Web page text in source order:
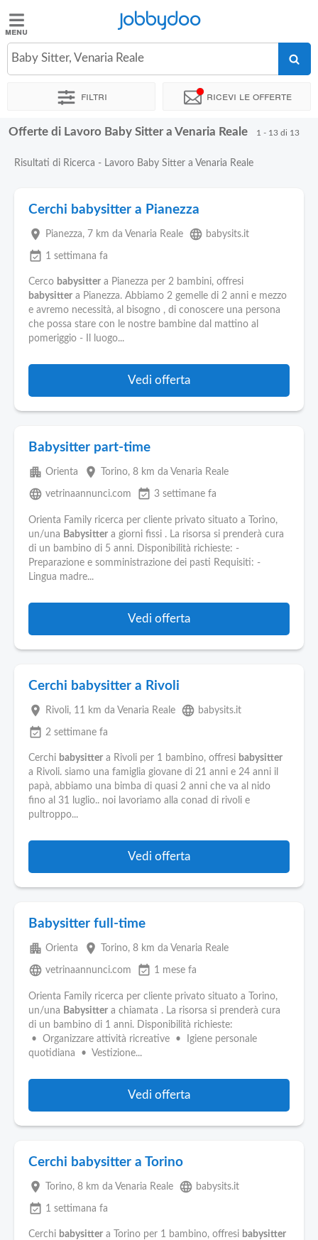
Jobbydoo
Offerte
Stipendi
Blog
Pubblica
Offerte
Aziende
Jobbydoo
Baby Sitter, Venaria Reale
Filtri Ricevi le offerte
Offerte di Lavoro Baby Sitter a Venaria Reale 1 - 13 di 13
Risultati di Ricerca - Lavoro Baby Sitter a Venaria Reale
Cerchi babysitter a Pianezza
place Pianezza, 7 km da Venaria Reale language babysits.it
event_available 1 settimana fa
Cerco babysitter a Pianezza per 2 bambini, offresi
babysitter a Pianezza. Abbiamo 2 gemelle di 2 anni e mezzo
e avremo necessità, al bisogno , di conoscere una persona
che possa stare con le nostre bambine dal mattino al
pomeriggio - Il luogo...
Vedi offerta
Babysitter part-time
apartment Orienta place Torino, 8 km da Venaria Reale
language vetrinaannunci.com event_available 3 settimane fa
Orienta Family ricerca per cliente privato situato a Torino,
un/una Babysitter a giorni fissi . La risorsa si prenderà cura
di un bambino di 5 anni. Disponibilità richieste: -
Preparazione e somministrazione dei pasti Requisiti: -
Lingua madre...
Vedi offerta
Cerchi babysitter a Rivoli
place Rivoli, 11 km da Venaria Reale language babysits.it
event_available 2 settimane fa
Cerchi babysitter a Rivoli per 1 bambino, offresi babysitter
a Rivoli. siamo una famiglia giovane di 21 anni e 24 anni il
papà, abbiamo una bimba di quasi 2 anni che va al nido
fino al 31 luglio.. noi lavoriamo alla conad di rivoli e
pultroppo...
Vedi offerta
Babysitter full-time
apartment Orienta place Torino, 8 km da Venaria Reale
language vetrinaannunci.com event_available 1 mese fa
Orienta Family ricerca per cliente privato situato a Torino,
un/una Babysitter a chiamata . La risorsa si prenderà cura
di un bambino di 1 anni. Disponibilità richieste:
• Organizzare attività ricreative • Igiene personale
quotidiana • Vestizione...
Vedi offerta
Cerchi babysitter a Torino
place Torino, 8 km da Venaria Reale language babysits.it
event_available 1 settimana fa
Cerchi babysitter a Torino per 1 bambino, offresi babysitter